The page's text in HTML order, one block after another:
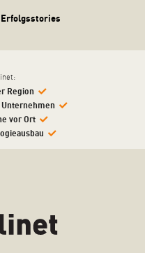
Erfolgsstories
Region
vor Ort